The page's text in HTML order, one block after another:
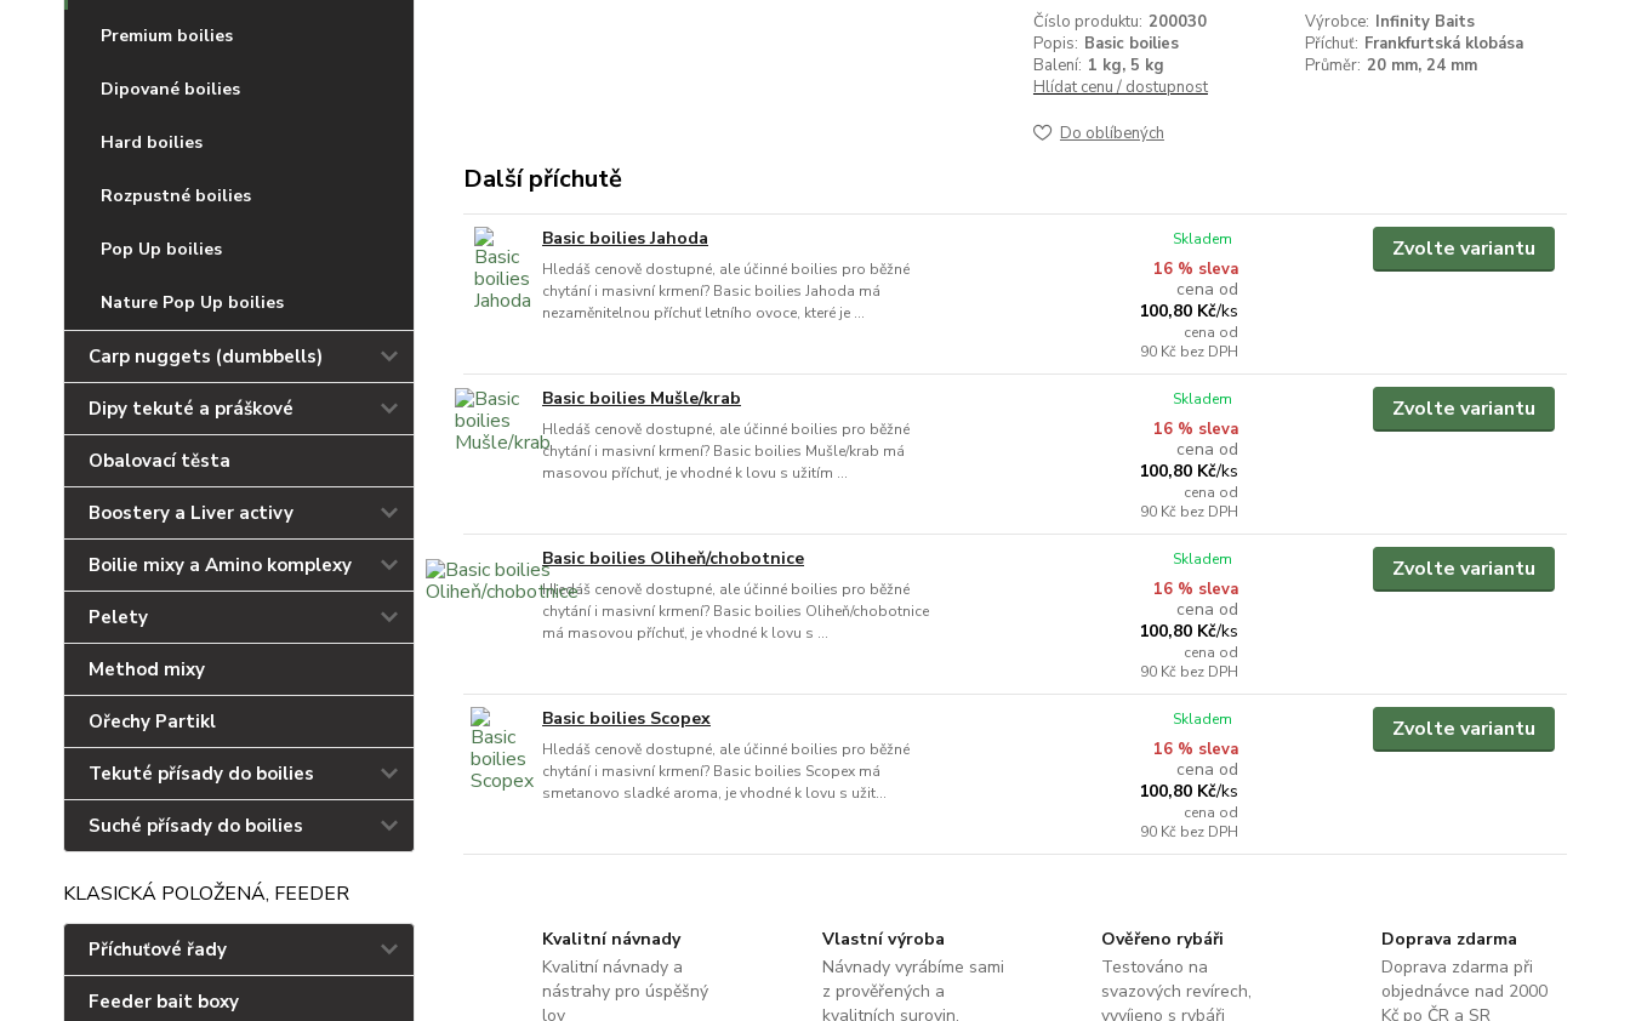
Premium boilies
Dipované boilies
Hard boilies
Rozpustné boilies
Pop Up boilies
Nature Pop Up boilies
Carp nuggets (dumbbells)
Dipy tekuté a práškové
Obalovací těsta
Boostery a Liver activy
Boilie mixy a Amino komplexy
Pelety
Method mixy
Ořechy Partikl
Tekuté přísady do boilies
Suché přísady do boilies
KLASICKÁ POLOŽENÁ, FEEDER
Příchuťové řady
Feeder bait boxy
Číslo produktu: 200030 Výrobce: Infinity Baits
Popis: Basic boilies Příchuť: Frankfurtská klobása
Balení: 1 kg, 5 kg Průměr: 20 mm, 24 mm
Hlídat cenu / dostupnost
Do oblíbených
Další příchutě
Basic boilies Jahoda
Hledáš cenově dostupné, ale účinné boilies pro běžné
chytání i masivní krmení? Basic boilies Jahoda má
nezaměnitelnou příchuť letního ovoce, které je ...
16 % sleva
cena od
100,80 Kč/ks
cena od
90 Kč bez DPH
Skladem Zvolte variantu
Basic boilies Mušle/krab
Hledáš cenově dostupné, ale účinné boilies pro běžné
chytání i masivní krmení? Basic boilies Mušle/krab má
masovou příchuť, je vhodné k lovu s užitím ...
16 % sleva
cena od
100,80 Kč/ks
cena od
90 Kč bez DPH
Skladem Zvolte variantu
Basic boilies Oliheň/chobotnice
Hledáš cenově dostupné, ale účinné boilies pro běžné
chytání i masivní krmení? Basic boilies Oliheň/chobotnice
má masovou příchuť, je vhodné k lovu s ...
16 % sleva
cena od
100,80 Kč/ks
cena od
90 Kč bez DPH
Skladem Zvolte variantu
Basic boilies Scopex
Hledáš cenově dostupné, ale účinné boilies pro běžné
chytání i masivní krmení? Basic boilies Scopex má
smetanovo sladké aroma, je vhodné k lovu s užit...
16 % sleva
cena od
100,80 Kč/ks
cena od
90 Kč bez DPH
Skladem Zvolte variantu
Kvalitní návnady
Kvalitní návnady a
nástrahy pro úspěšný
lov
Vlastní výroba
Návnady vyrábíme sami
z prověřených a
kvalitních surovin.
Ověřeno rybáři
Testováno na
svazových revírech,
vyvíjeno s rybáři
Doprava zdarma
Doprava zdarma při
objednávce nad 2000
Kč po ČR a SR